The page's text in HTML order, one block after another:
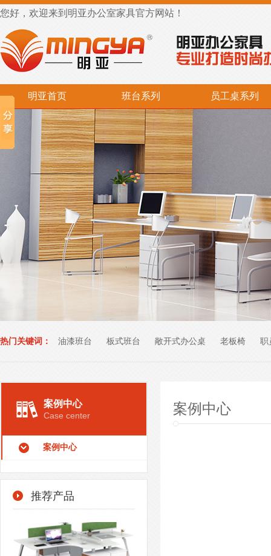
您好，欢迎来到明亚办公室家具官方网站！
明亚首页 班台系列 员工桌系列
热门关键词： 油漆班台 板式班台 敞开式办公桌 老板椅 职
办公室家具
案例中心
Case center
案例中心
推荐产品
案例中心